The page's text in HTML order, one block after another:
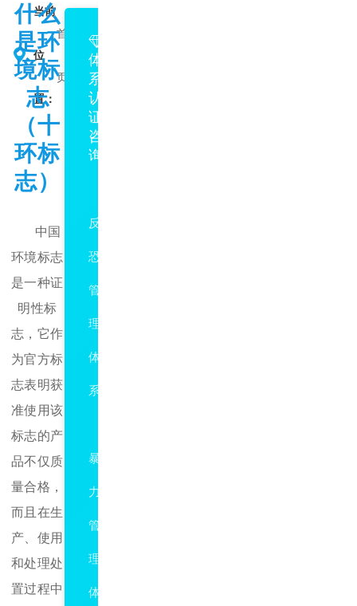
当前
位
置：
首
页
认
证
咨
什么
是环
境标
志
（十
环标
志）
中国
环境标志
是一种证
明性标
志，它作
为官方标
志表明获
准使用该
标志的产
品不仅质
量合格，
而且在生
产、使用
和处理处
置过程中
体
系
认
证
咨
询
反
恐
管
理
体
系
暴
力
管
理
体